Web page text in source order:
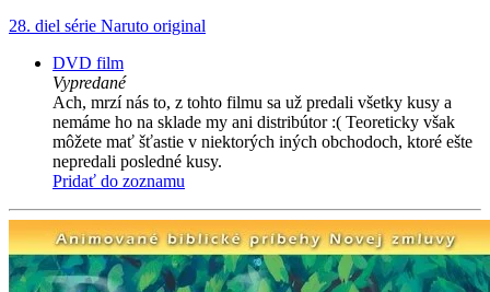
28. diel série Naruto original
DVD film
Vypredané
Ach, mrzí nás to, z tohto filmu sa už predali všetky kusy a
nemáme ho na sklade my ani distribútor :( Teoreticky však
môžete mať šťastie v niektorých iných obchodoch, ktoré ešte
nepredali posledné kusy.
Pridať do zoznamu